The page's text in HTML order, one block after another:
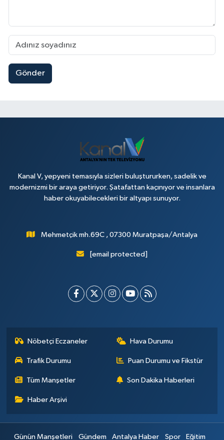
Gönder
Kanal V, yepyeni temasıyla sizleri buluştururken, sadelik ve
modernizmi bir araya getiriyor. Şatafattan kaçınıyor ve insanlara
haber okuyabilecekleri bir altyapı sunuyor.
Mehmetçik mh.69C , 07300 Muratpaşa/Antalya
[email protected]
Nöbetçi Eczaneler Hava Durumu
Trafik Durumu Puan Durumu ve Fikstür
Tüm Manşetler Son Dakika Haberleri
Haber Arşivi
Günün Manşetleri Gündem Antalya Haber Spor Eğitim